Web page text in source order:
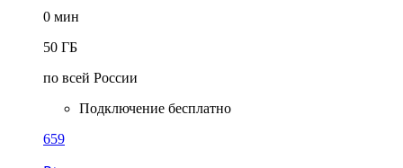
0 мин
50 ГБ
по всей России
Подключение бесплатно
659